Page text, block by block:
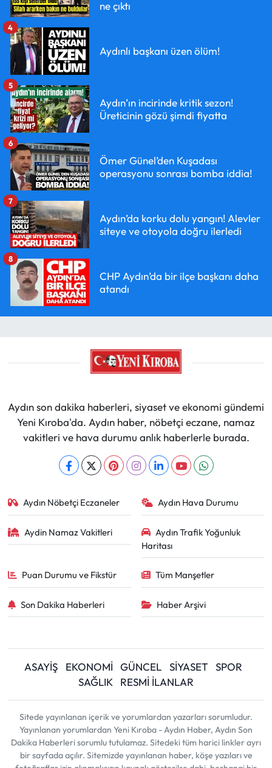
ne çıktı
Aydınlı başkanı üzen ölüm!
4
Aydın’ın incirinde kritik sezon!
Üreticinin gözü şimdi fiyatta
5
Ömer Günel’den Kuşadası
operasyonu sonrası bomba iddia!
6
Aydın’da korku dolu yangın! Alevler
siteye ve otoyola doğru ilerledi
7
CHP Aydın’da bir ilçe başkanı daha
atandı
8
Aydın son dakika haberleri, siyaset ve ekonomi gündemi
Yeni Kıroba'da. Aydın haber, nöbetçi eczane, namaz
vakitleri ve hava durumu anlık haberlerle burada.
Aydın Nöbetçi Eczaneler Aydın Hava Durumu
Aydin Namaz Vakitleri
Aydın Trafik Yoğunluk
Haritası
Puan Durumu ve Fikstür Tüm Manşetler
Son Dakika Haberleri Haber Arşivi
ASAYİŞ EKONOMİ GÜNCEL SİYASET
SPOR
SAĞLIK
RESMİ İLANLAR
Sitede yayınlanan içerik ve yorumlardan yazarları sorumludur.
Yayınlanan yorumlardan Yeni Kıroba - Aydın Haber, Aydın Son
Dakika Haberleri sorumlu tutulamaz. Sitedeki tüm harici linkler ayrı
bir sayfada açılır. Sitemizde yayınlanan haber, köşe yazıları ve